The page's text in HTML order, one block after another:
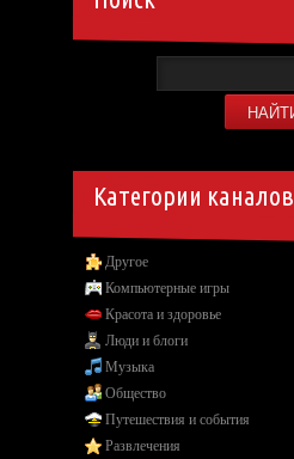
Категории каналов
Другое
Компьютерные игры
Красота и здоровье
Люди и блоги
Музыка
Общество
Путешествия и события
Развлечения